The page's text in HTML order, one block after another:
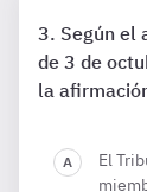
Según el
de 3 de
la
El